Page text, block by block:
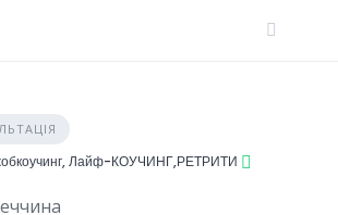
Лайф-КОУЧИНГ,РЕТРИТИ